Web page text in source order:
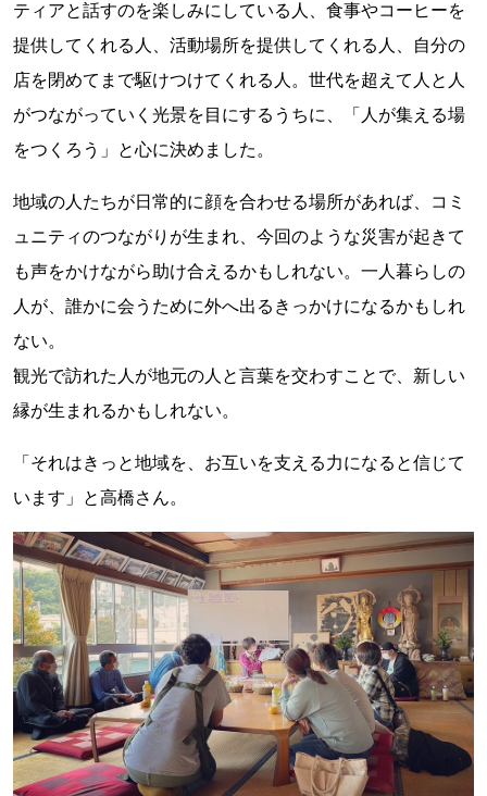
ティアと話すのを楽しみにしている人、食事やコーヒーを
提供してくれる人、活動場所を提供してくれる人、自分の
店を閉めてまで駆けつけてくれる人。世代を超えて人と人
がつながっていく光景を目にするうちに、「人が集える場
をつくろう」と心に決めました。
地域の人たちが日常的に顔を合わせる場所があれば、コミ
ュニティのつながりが生まれ、今回のような災害が起きて
も声をかけながら助け合えるかもしれない。一人暮らしの
人が、誰かに会うために外へ出るきっかけになるかもしれ
ない。
観光で訪れた人が地元の人と言葉を交わすことで、新しい
縁が生まれるかもしれない。
「それはきっと地域を、お互いを支える力になると信じて
います」と高橋さん。